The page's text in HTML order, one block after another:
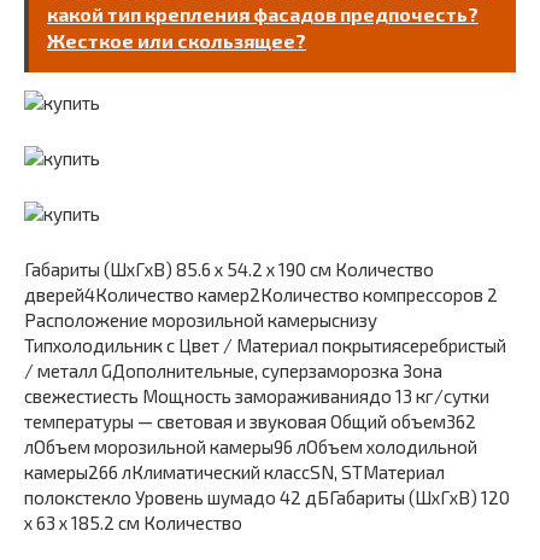
какой тип крепления фасадов предпочесть?
Жесткое или скользящее?
Габариты (ШxГxВ) 85.6 x 54.2 x 190 см Количество
дверей4Количество камер2Количество компрессоров 2
Расположение морозильной камерыснизу
Типхолодильник с Цвет / Материал покрытиясеребристый
/ металл GДополнительные, суперзаморозка Зона
свежестиесть Мощность замораживаниядо 13 кг/cутки
температуры — световая и звуковая Общий объем362
лОбъем морозильной камеры96 лОбъем холодильной
камеры266 лКлиматический классSN, STМатериал
полокстекло Уровень шумадо 42 дБГабариты (ШxГxВ) 120
x 63 x 185.2 см Количество